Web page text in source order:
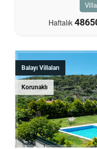
Haftalık
Balayı Villaları
Korunaklı